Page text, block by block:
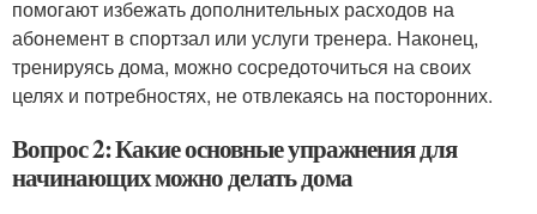
помогают избежать дополнительных расходов на
абонемент в спортзал или услуги тренера. Наконец,
тренируясь дома, можно сосредоточиться на своих
целях и потребностях, не отвлекаясь на посторонних.
Вопрос 2: Какие основные упражнения для
начинающих можно делать дома